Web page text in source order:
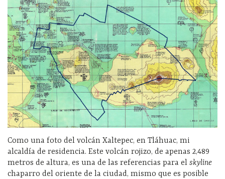
Como una foto del volcán Xaltepec, en Tláhuac, mi
alcaldía de residencia. Este volcán rojizo, de apenas 2,489
metros de altura, es una de las referencias para el skyline
chaparro del oriente de la ciudad, mismo que es posible